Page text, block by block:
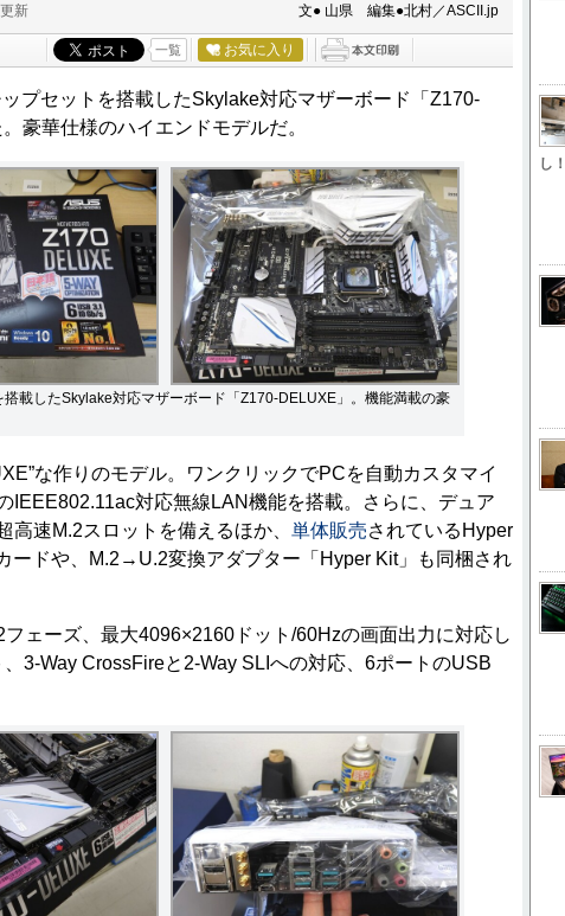
新 文● 山県 編集●北村／ASCII.jp
一覧 お気に入り
プセットを搭載したSkylake対応マザーボード「Z170-
豪華仕様のハイエンドモデルだ。
載したSkylake対応マザーボード「Z170-DELUXE」。機能満載の豪
な作りのモデル。ワンクリックでPCを自動カスタマイ
IEEE802.11ac対応無線LAN機能を搭載。さらに、デュア
高速M.2スロットを備えるほか、 単体販売されているHyper
ードや、M.2→U.2変換アダプター「Hyper Kit」も同梱され
ェーズ、最大4096×2160ドット/60Hzの画面出力に対応し
3-Way CrossFireと2-Way SLIへの対応、6ポートのUSB
し！